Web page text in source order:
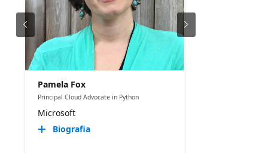
Pamela Fox
Principal Cloud Advocate in Python
Microsoft
Biografia